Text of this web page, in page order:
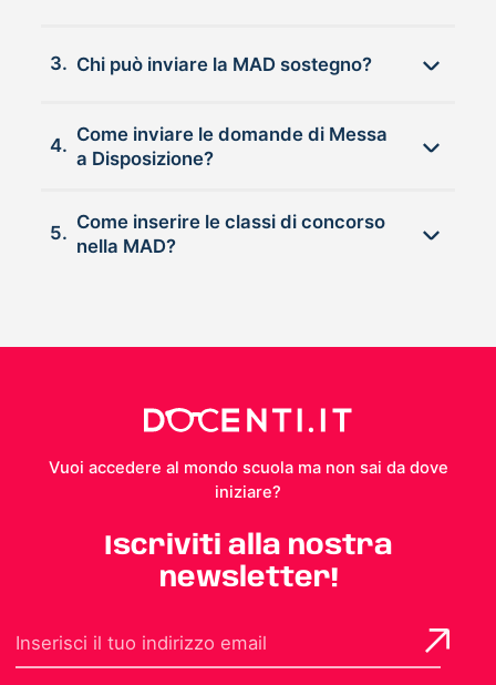
3. Chi può inviare la MAD sostegno?
4.
Come inviare le domande di Messa
a Disposizione?
5.
Come inserire le classi di concorso
nella MAD?
Vuoi accedere al mondo scuola ma non sai da dove
iniziare?
Iscriviti alla nostra
newsletter!